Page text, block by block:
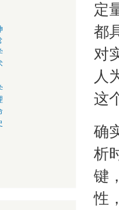
定
都
对
人
这
确
析
键
性